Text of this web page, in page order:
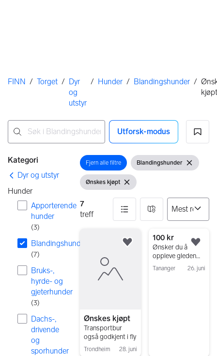
Her er du
FINN / Torget / Dyr
og
utstyr
/ Hunder / Blandingshunder /
kjøpt
Utforsk-modus
Filtre
Kategori
Dyr og utstyr
Hunder
Apporterende
hunder
(3)
Blandingshunder
(7)
Bruks-,
hyrde- og
gjeterhunder
(3)
Dachs-,
drivende
og
sporhunder
Åpne filter
Fjern alle filtre Vis filter
Blandingshunder Fjern
Vis filter
Ønskes kjøpt Fjern filter
7
treff
Ønskes kjøpt
Transportbur
også godkjent i fly
Trondheim 28. juni
Legg til som favoritt.
100 kr
Ønsker du å
oppleve gleden
ved å ha en hund i
juleferien? 🐶🎄
Tananger 26. juni